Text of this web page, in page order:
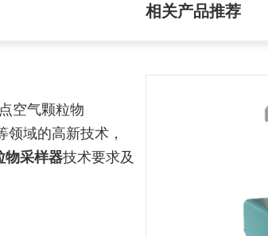
空气颗粒物
领域的高新技术，
物采样器技术要求及
相关产品推荐